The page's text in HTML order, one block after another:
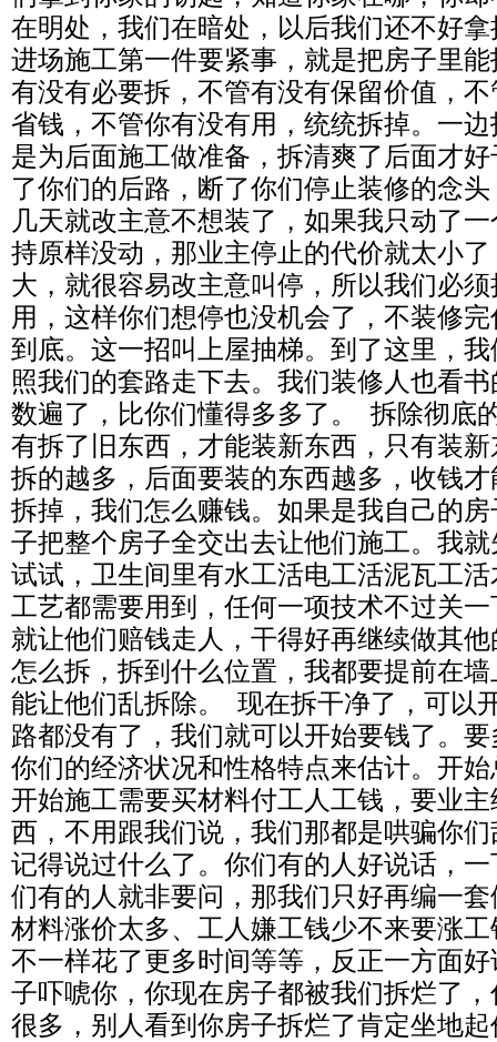
在明处，我们在暗处，以后我们还不好
进场施工第一件要紧事，就是把房子里
有没有必要拆，不管有没有保留价值，
省钱，不管你有没有用，统统拆掉。一
是为后面施工做准备，拆清爽了后面才
了你们的后路，断了你们停止装修的念
几天就改主意不想装了，如果我只动了
持原样没动，那业主停止的代价就太小
大，就很容易改主意叫停，所以我们必
用，这样你们想停也没机会了，不装修
到底。这一招叫上屋抽梯。到了这里，
照我们的套路走下去。我们装修人也看
数遍了，比你们懂得多多了。 拆除彻底
有拆了旧东西，才能装新东西，只有装
拆的越多，后面要装的东西越多，收钱
拆掉，我们怎么赚钱。如果是我自己的
子把整个房子全交出去让他们施工。我
试试，卫生间里有水工活电工活泥瓦工
工艺都需要用到，任何一项技术不过关
就让他们赔钱走人，干得好再继续做其
怎么拆，拆到什么位置，我都要提前在
能让他们乱拆除。 现在拆干净了，可以
路都没有了，我们就可以开始要钱了。
你们的经济状况和性格特点来估计。开
开始施工需要买材料付工人工钱，要业
西，不用跟我们说，我们那都是哄骗你
记得说过什么了。你们有的人好说话，
们有的人就非要问，那我们只好再编一
材料涨价太多、工人嫌工钱少不来要涨
不一样花了更多时间等等，反正一方面
子吓唬你，你现在房子都被我们拆烂了
很多，别人看到你房子拆烂了肯定坐地